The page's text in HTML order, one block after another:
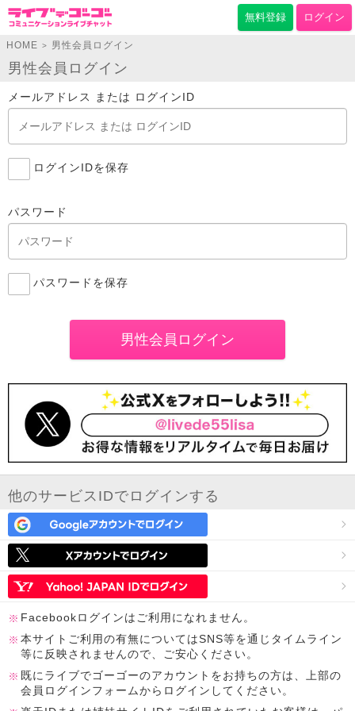
無料登録 ログイン
HOME > 男性会員ログイン
男性会員ログイン
メールアドレス または ログインID
ログインIDを保存
パスワード
パスワードを保存
他のサービスIDでログインする
Facebookログインはご利用になれません。
本サイトご利用の有無についてはSNS等を通じタイムライン
等に反映されませんので、ご安心ください。
既にライブでゴーゴーのアカウントをお持ちの方は、上部の
会員ログインフォームからログインしてください。